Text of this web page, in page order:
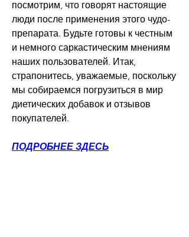
посмотрим, что говорят настоящие
люди после применения этого чудо-
препарата. Будьте готовы к честным
и немного саркастическим мнениям
наших пользователей. Итак,
страпонитесь, уважаемые, поскольку
мы собираемся погрузиться в мир
диетических добавок и отзывов
покупателей.
ПОДРОБНЕЕ ЗДЕСЬ